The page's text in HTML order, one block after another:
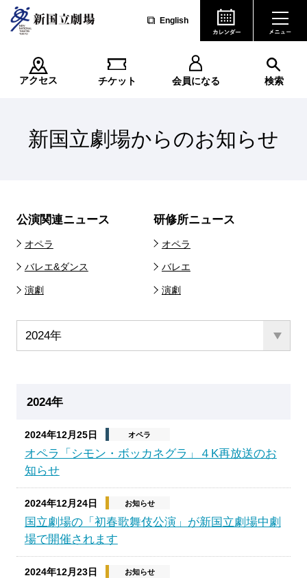
English
アクセス チケット 会員になる 検索
新国立劇場からのお知らせ
公演関連ニュース
オペラ
バレエ&ダンス
演劇
研修所ニュース
オペラ
バレエ
演劇
2024年
2024年12月25日 オペラ
オペラ「シモン・ボッカネグラ」４K再放送のお
知らせ
2024年12月24日 お知らせ
国立劇場の「初春歌舞伎公演」が新国立劇場中劇
場で開催されます
2024年12月23日 お知らせ